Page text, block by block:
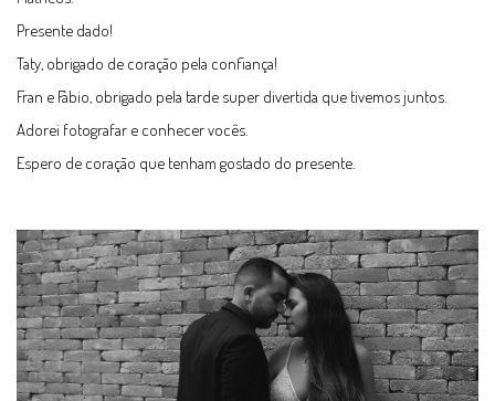
Presente dado!
Taty, obrigado de coração pela confiança!
Fran e Fábio, obrigado pela tarde super divertida que tivemos juntos.
Adorei fotografar e conhecer vocês.
Espero de coração que tenham gostado do presente.